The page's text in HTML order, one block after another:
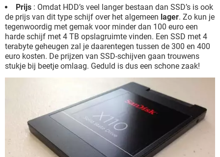
Prijs : Omdat HDD’s veel langer bestaan dan SSD’s is ook
de prijs van dit type schijf over het algemeen lager. Zo kun je
tegenwoordig met gemak voor minder dan 100 euro een
harde schijf met 4 TB opslagruimte vinden. Een SSD met 4
terabyte geheugen zal je daarentegen tussen de 300 en 400
euro kosten. De prijzen van SSD-schijven gaan trouwens
stukje bij beetje omlaag. Geduld is dus een schone zaak!